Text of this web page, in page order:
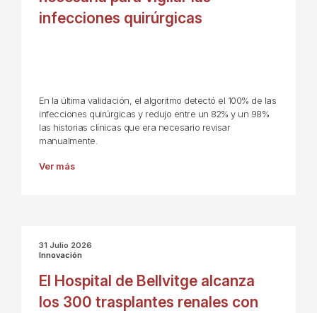
infecciones quirúrgicas
En la última validación, el algoritmo detectó el 100% de las
infecciones quirúrgicas y redujo entre un 82% y un 98%
las historias clínicas que era necesario revisar
manualmente.
Ver más
31 Julio 2026
Innovación
El Hospital de Bellvitge alcanza
los 300 trasplantes renales con